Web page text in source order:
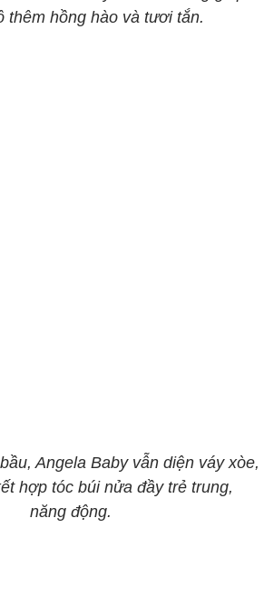
thêm hồng hào và tươi tắn.
Angela Baby vẫn diện váy xòe,
hợp tóc búi nửa đầy trẻ trung,
năng động.